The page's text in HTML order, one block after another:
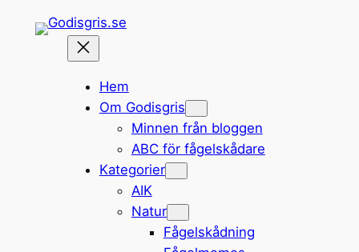
Hem
Om Godisgris
Minnen från bloggen
ABC för fågelskådare
Kategorier
AIK
Natur
Fågelskådning